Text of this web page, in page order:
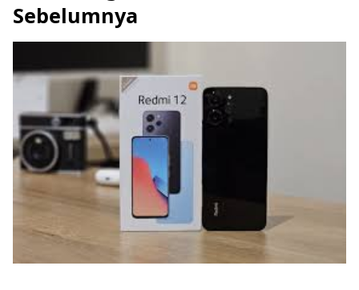
Sebelumnya